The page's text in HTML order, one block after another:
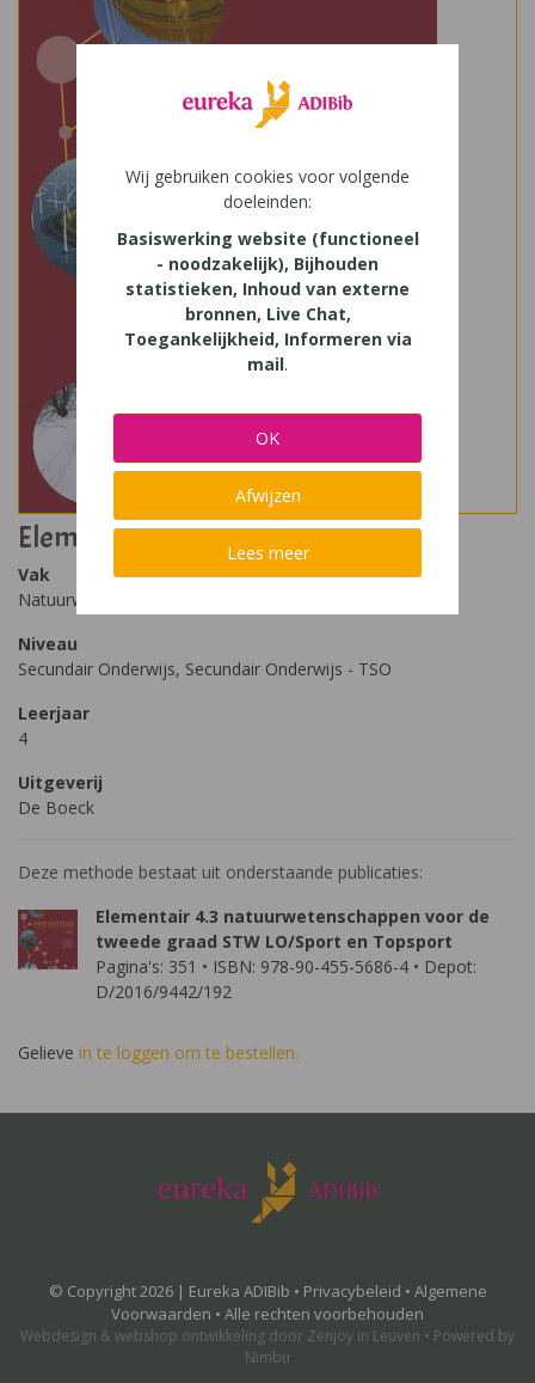
Elementair 4.3
Vak
Natuurwetenschappen
Niveau
Secundair Onderwijs, Secundair Onderwijs - TSO
Leerjaar
4
Uitgeverij
De Boeck
Deze methode bestaat uit onderstaande publicaties:
Elementair 4.3 natuurwetenschappen voor de
tweede graad STW LO/Sport en Topsport
Pagina's: 351 • ISBN: 978-90-455-5686-4 • Depot:
D/2016/9442/192
Gelieve in te loggen om te bestellen.
© Copyright 2026 | Eureka ADIBib • Privacybeleid • Algemene
Voorwaarden • Alle rechten voorbehouden
Webdesign & webshop ontwikkeling door Zenjoy in Leuven • Powered by
Nimbu
Wij gebruiken cookies voor volgende
doeleinden:
Basiswerking website (functioneel
- noodzakelijk), Bijhouden
statistieken, Inhoud van externe
bronnen, Live Chat,
Toegankelijkheid, Informeren via
mail.
OK
Afwijzen
Lees meer